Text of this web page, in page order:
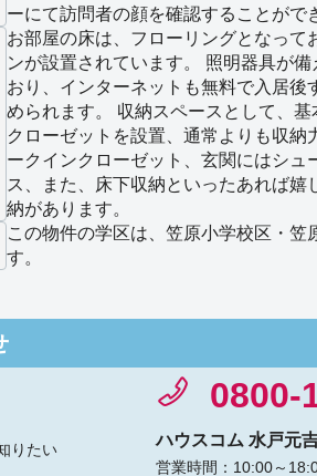
ーにて訪問者の顔を確認することがで
お部屋の床は、フローリングとなって
ンが設置されています。 照明器具が備
おり、インターネットも無料で入居後
められます。 収納スペースとして、基
クローゼットを設置、通常よりも収納
ークインクローゼット、玄関にはシュ
ス、また、床下収納といったあれば嬉
納があります。
この物件の学区は、笠原小学校区・笠
す。
りたい
0800-
ハウスコム 水戸元
営業時間：10:00～